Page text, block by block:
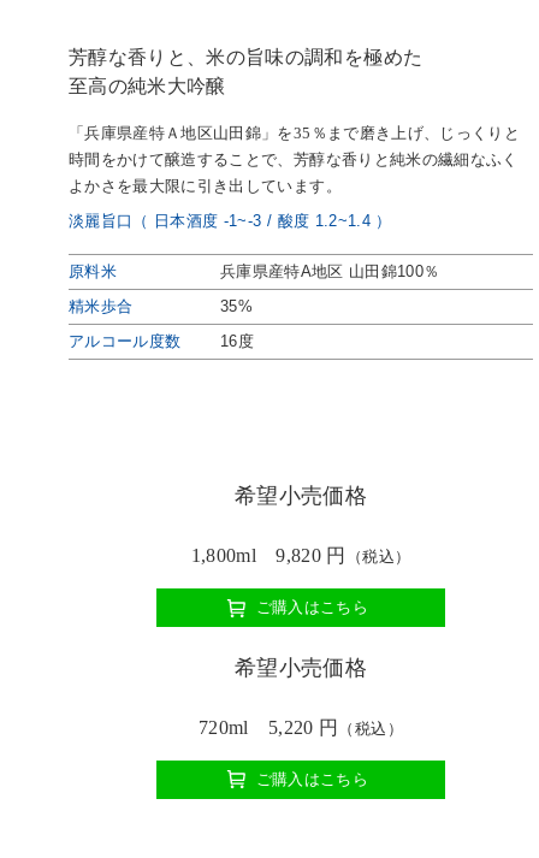
芳醇な香りと、米の旨味の調和を極めた
至高の純米大吟醸
「兵庫県産特Ａ地区山田錦」を35％まで磨き上げ、じっくりと
時間をかけて醸造することで、芳醇な香りと純米の繊細なふく
よかさを最大限に引き出しています。
淡麗旨口（ 日本酒度 -1~-3 / 酸度 1.2~1.4 ）
原料米 兵庫県産特A地区 山田錦100％
精米歩合 35%
アルコール度数 16度
希望小売価格
1,800ml 9,820 円 （税込）
ご購入はこちら
希望小売価格
720ml 5,220 円 （税込）
ご購入はこちら